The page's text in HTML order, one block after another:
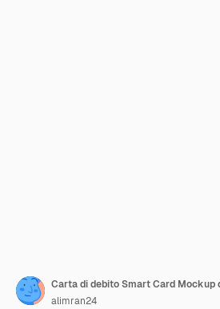
alimran24